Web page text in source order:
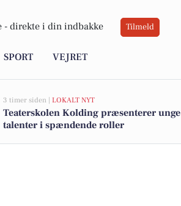
- direkte i din indbakke Tilmeld
SPORT VEJRET
3 timer siden | LOKALT NYT
Teaterskolen Kolding præsenterer unge
talenter i spændende roller